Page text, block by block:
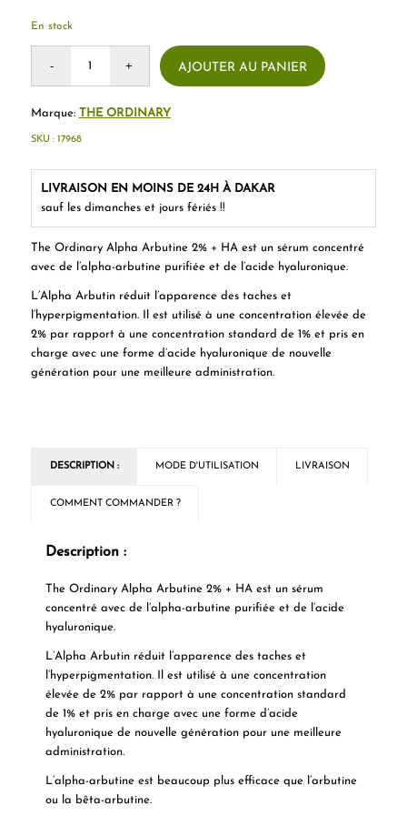
The Ordinary Alpha Arbutine 2% + HA est un sérum concentré
avec de l’alpha-arbutine purifiée et de l’acide hyaluronique.
L’Alpha Arbutin réduit l’apparence des taches et
l’hyperpigmentation. Il est utilisé à une concentration élevée de
2% par rapport à une concentration standard de 1% et pris en
charge avec une forme d’acide hyaluronique de nouvelle
génération pour une meilleure administration.
En stock
AJOUTER AU PANIER
Marque: THE ORDINARY
LIVRAISON EN MOINS DE 24H À DAKAR
sauf les dimanches et jours fériés !!
SKU : 17968
DESCRIPTION : MODE D'UTILISATION LIVRAISON
COMMENT COMMANDER ?
Description :
The Ordinary Alpha Arbutine 2% + HA est un sérum
concentré avec de l’alpha-arbutine purifiée et de l’acide
hyaluronique.
L’Alpha Arbutin réduit l’apparence des taches et
l’hyperpigmentation. Il est utilisé à une concentration
élevée de 2% par rapport à une concentration standard
de 1% et pris en charge avec une forme d’acide
hyaluronique de nouvelle génération pour une meilleure
administration.
L’alpha-arbutine est beaucoup plus efficace que l’arbutine
ou la bêta-arbutine.